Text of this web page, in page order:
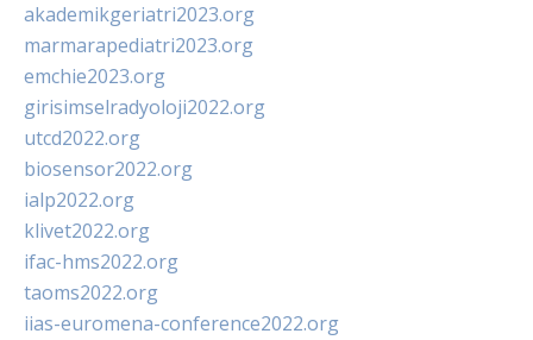
akademikgeriatri2023.org
marmarapediatri2023.org
emchie2023.org
girisimselradyoloji2022.org
utcd2022.org
biosensor2022.org
ialp2022.org
klivet2022.org
ifac-hms2022.org
taoms2022.org
iias-euromena-conference2022.org